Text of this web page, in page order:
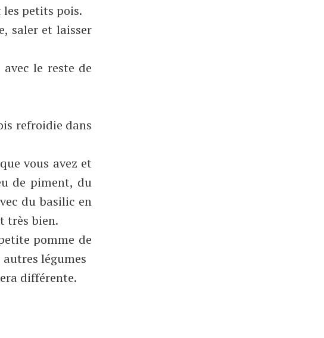
petits pois.
saler et laisser
le reste de
refroidie dans
vous avez et
de piment, du
du basilic en
très bien.
pomme de
légumes
différente.